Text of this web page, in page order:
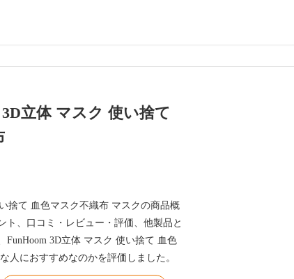
立体 マスク 使い捨て
捨て 血色マスク不織布 マスクの商品概
ト、口コミ・レビュー・評価、他製品と
FunHoom 3D立体 マスク 使い捨て 血色
人におすすめなのかを評価しました。